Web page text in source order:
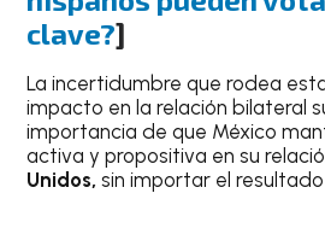
clave?]
La incertidumbre que rodea
impacto en la relación bilateral
importancia de que México
activa y propositiva en su
Unidos,sin importar el